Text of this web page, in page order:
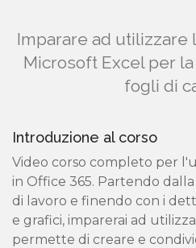
Imparare ad utilizzare
Microsoft Excel per
fogli di
Introduzione al corso
Video corso completo per
in Office 365. Partendo
di lavoro e finendo con i
e grafici, imparerai ad
permette di creare e